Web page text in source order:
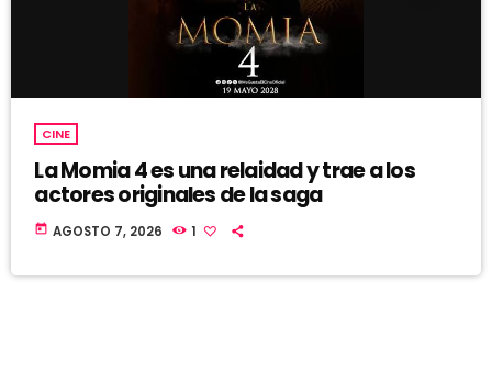
CINE
La Momia 4 es una relaidad y trae a los
actores originales de la saga
today AGOSTO 7, 2026 1